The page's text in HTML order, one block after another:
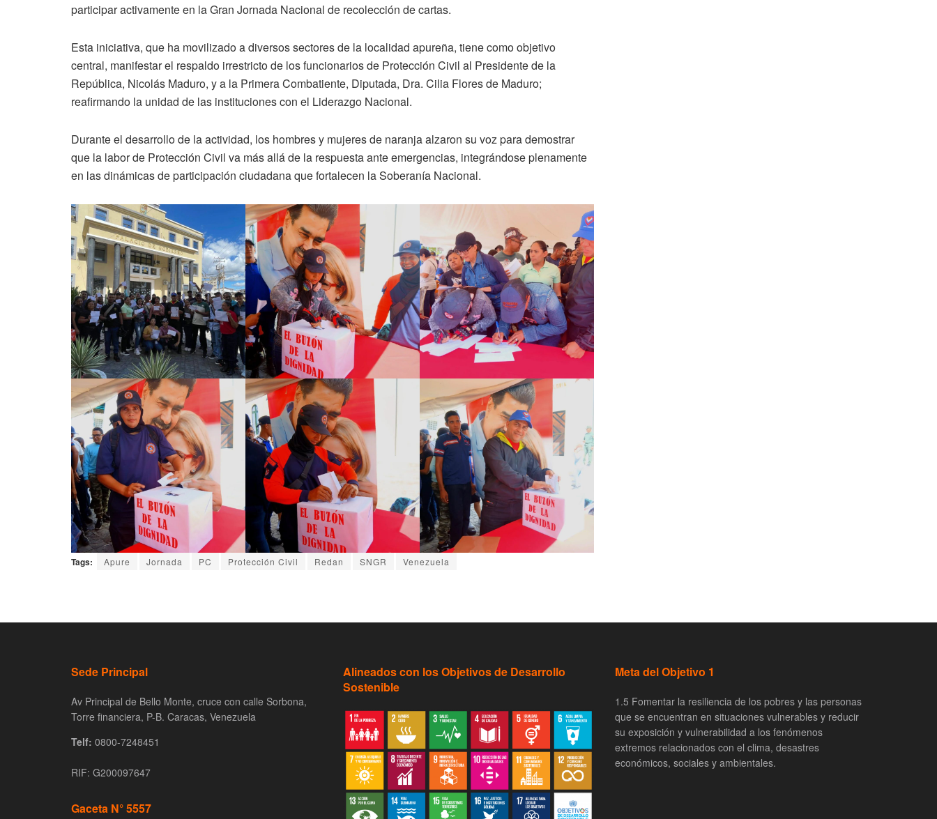
participar activamente en la Gran Jornada Nacional de recolección de cartas.
Esta iniciativa, que ha movilizado a diversos sectores de la localidad apureña, tiene como objetivo
central, manifestar el respaldo irrestricto de los funcionarios de Protección Civil al Presidente de la
República, Nicolás Maduro, y a la Primera Combatiente, Diputada, Dra. Cilia Flores de Maduro;
reafirmando la unidad de las instituciones con el Liderazgo Nacional.
Durante el desarrollo de la actividad, los hombres y mujeres de naranja alzaron su voz para demostrar
que la labor de Protección Civil va más allá de la respuesta ante emergencias, integrándose plenamente
en las dinámicas de participación ciudadana que fortalecen la Soberanía Nacional.
Tags: Apure Jornada PC Protección Civil Redan SNGR Venezuela
Sede Principal
Av Principal de Bello Monte, cruce con calle Sorbona,
Torre financiera, P-B. Caracas, Venezuela
Telf: 0800-7248451
RIF: G200097647
Gaceta N° 5557
Alineados con los Objetivos de Desarrollo
Sostenible
Meta del Objetivo 1
1.5 Fomentar la resiliencia de los pobres y las personas
que se encuentran en situaciones vulnerables y reducir
su exposición y vulnerabilidad a los fenómenos
extremos relacionados con el clima, desastres
económicos, sociales y ambientales.